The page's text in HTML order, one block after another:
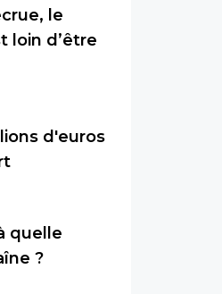
le
loin d’être
d'euros
quelle
?